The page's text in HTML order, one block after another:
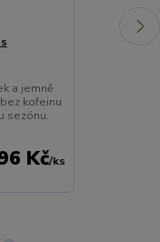
a jemně
kofeinu
sezónu.
Kč/ks